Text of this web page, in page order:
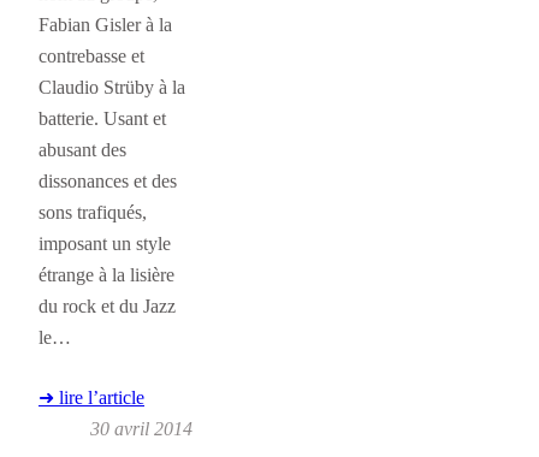
Fabian Gisler à la
contrebasse et
Claudio Strüby à la
batterie. Usant et
abusant des
dissonances et des
sons trafiqués,
imposant un style
étrange à la lisière
du rock et du Jazz
le…
➜ lire l’article
30 avril 2014